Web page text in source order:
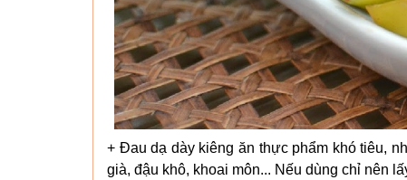
+ Đau dạ dày kiêng ăn thực phẩm khó tiêu,
già, đậu khô, khoai môn... Nếu dùng chỉ nên